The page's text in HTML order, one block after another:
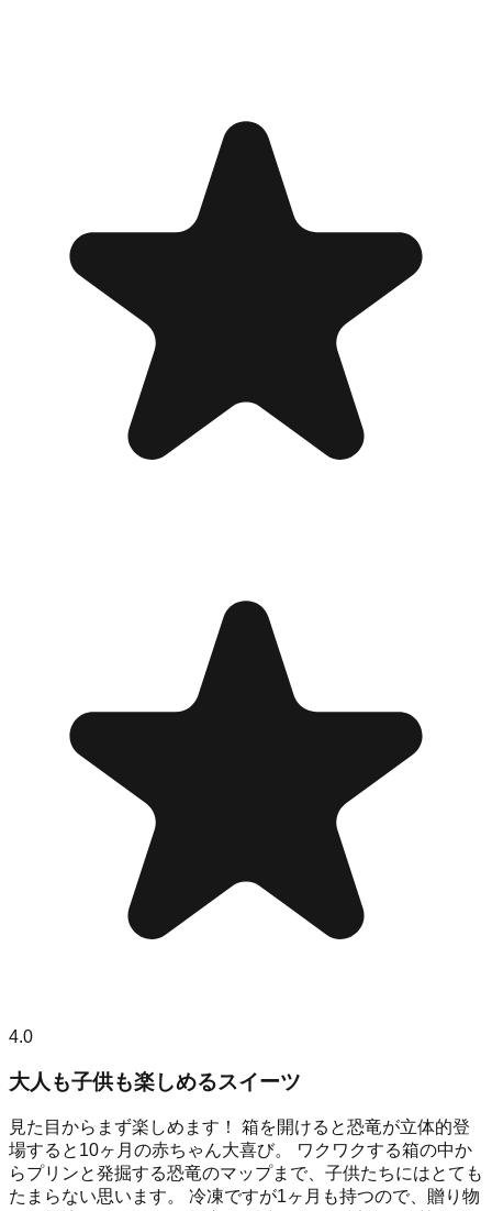
4.0
大人も子供も楽しめるスイーツ
見た目からまず楽しめます！ 箱を開けると恐竜が立体的登
場すると10ヶ月の赤ちゃん大喜び。 ワクワクする箱の中か
らプリンと発掘する恐竜のマップまで、子供たちにはとても
たまらない思います。 冷凍ですが1ヶ月も持つので、贈り物